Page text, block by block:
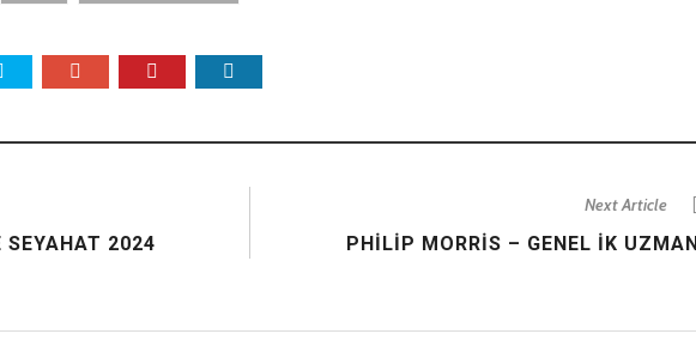
SEYAHAT 2024
Next Article
PHILIP MORRIS – GENEL İK UZMANI